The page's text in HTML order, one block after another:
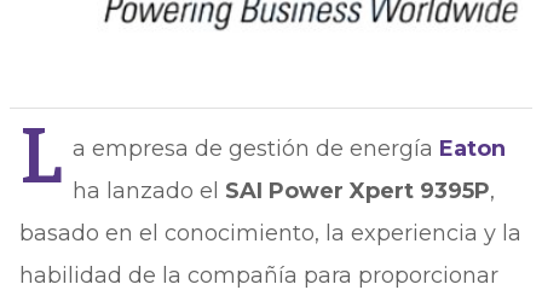
L a empresa de gestión de energía Eaton
ha lanzado el SAI Power Xpert 9395P,
basado en el conocimiento, la experiencia y la
habilidad de la compañía para proporcionar